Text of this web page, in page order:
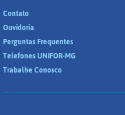
Contato
Ouvidoria
Perguntas Frequentes
Telefones UNIFOR-MG
Trabalhe Conosco